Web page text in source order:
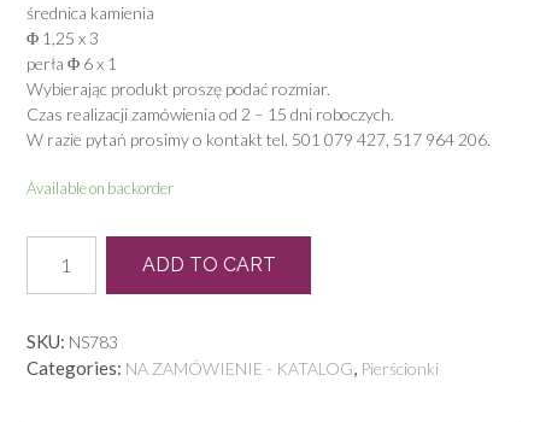
średnica kamienia
Φ 1,25 x 3
perła Φ 6 x 1
Wybierając produkt proszę podać rozmiar.
Czas realizacji zamówienia od 2 – 15 dni roboczych.
W razie pytań prosimy o kontakt tel. 501 079 427, 517 964 206.
Available on backorder
0122
quantity
ADD TO CART
SKU: NS783
Categories: NA ZAMÓWIENIE - KATALOG, Pierścionki